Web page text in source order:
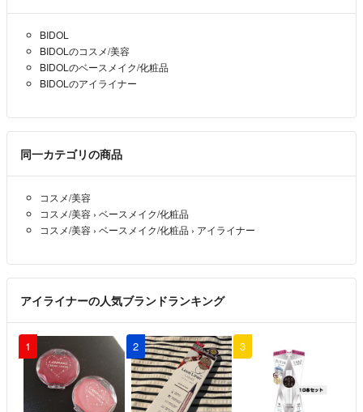
BIDOL
BIDOLのコスメ/美容
BIDOLのベースメイク/化粧品
BIDOLのアイライナー
同一カテゴリの商品
コスメ/美容
コスメ/美容 › ベースメイク/化粧品
コスメ/美容 › ベースメイク/化粧品 › アイライナー
アイライナーの人気ブランドランキング
1 2 3